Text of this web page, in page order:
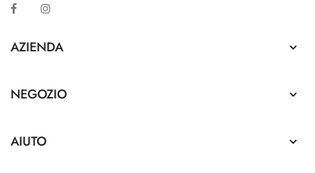
Facebook
AZIENDA 
NEGOZIO 
AIUTO 